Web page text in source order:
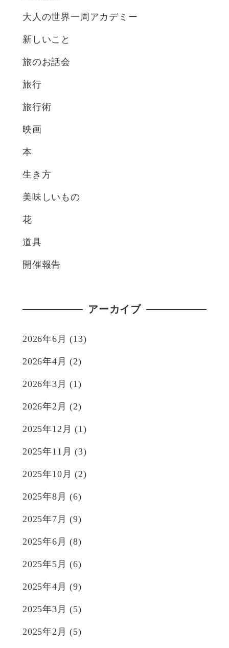
大人の世界一周アカデミー
新しいこと
旅のお話会
旅行
旅行術
映画
本
生き方
美味しいもの
花
道具
開催報告
アーカイブ
2026年6月 (13)
2026年4月 (2)
2026年3月 (1)
2026年2月 (2)
2025年12月 (1)
2025年11月 (3)
2025年10月 (2)
2025年8月 (6)
2025年7月 (9)
2025年6月 (8)
2025年5月 (6)
2025年4月 (9)
2025年3月 (5)
2025年2月 (5)